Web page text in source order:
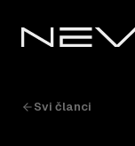
Svi članci